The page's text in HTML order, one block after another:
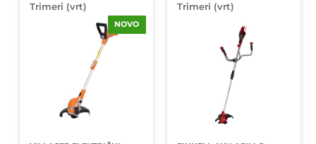
Trimeri (vrt)
NOVO
Trimeri (vrt)